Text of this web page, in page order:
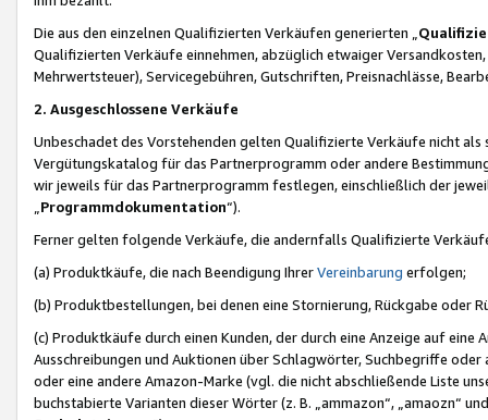
Die aus den einzelnen Qualifizierten Verkäufen generierten „
Qualifizierten Verkäufe einnehmen, abzüglich etwaiger
Mehrwertsteuer), Servicegebühren, Gutschriften, Preisnachlässe,
2. Ausgeschlossene Verkäufe
Unbeschadet des Vorstehenden gelten Qualifizierte Verkäufe nicht
Vergütungskatalog für das Partnerprogramm oder andere
wir jeweils für das Partnerprogramm festlegen, einschließlich der
Programmdokumentation“).
Ferner gelten folgende Verkäufe, die andernfalls Qualifizierte
(a) Produktkäufe, die nach Beendigung IhrerVereinbarung erfolgen;
(b) Produktbestellungen, bei denen eine Stornierung, Rückgabe oder
(c) Produktkäufe durch einen Kunden, der durch eine Anzeige auf
Ausschreibungen und Auktionen über Schlagwörter, Suchbegriffe
oder eine andere Amazon-Marke (vgl. die nicht abschließende Liste
buchstabierte Varianten dieser Wörter (z. B. „ammazon“, „amaozn“